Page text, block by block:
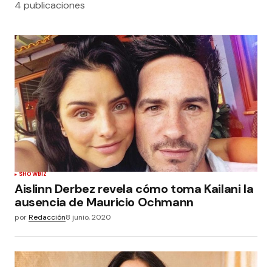
4 publicaciones
SHOWBIZ
Aislinn Derbez revela cómo toma Kailani la
ausencia de Mauricio Ochmann
porRedacción8 junio, 2020